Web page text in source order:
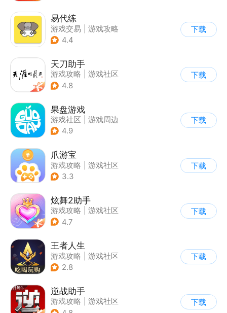
易代练
游戏交易
游戏攻略
| 游戏社区
4.4
下载
天刀助手
游戏攻略
游戏社区
4.8
下载
果盘游戏
游戏社区
游戏周边
4.9
下载
爪游宝
游戏攻略
游戏社区
3.3
下载
炫舞2助手
游戏攻略
游戏社区
4.7
下载
王者人生
游戏攻略
游戏社区
2.8
下载
逆战助手
游戏攻略
游戏社区
下载